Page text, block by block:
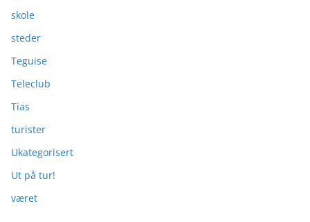
skole
steder
Teguise
Teleclub
Tias
turister
Ukategorisert
Ut på tur!
været